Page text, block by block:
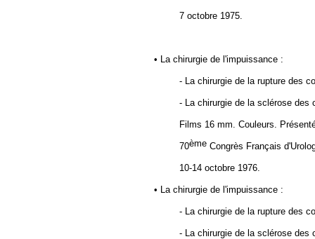
7 octobre 1975.
• La chirurgie de l'impuissance :
- La chirurgie de la rupture des
- La chirurgie de la sclérose des
Films 16 mm . Couleurs.
70ème Congrès Français
10-14 octobre 1976.
• La chirurgie de l'impuissance :
- La chirurgie de la rupture des
- La chirurgie de la sclérose des